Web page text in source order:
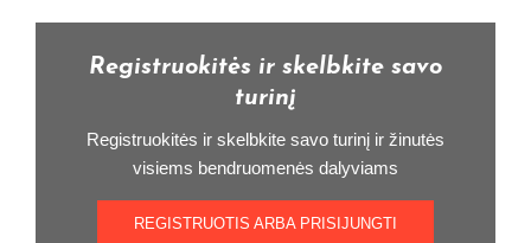
Registruokitės ir skelbkite savo
turinį
Registruokitės ir skelbkite savo turinį ir žinutės
visiems bendruomenės dalyviams
REGISTRUOTIS ARBA PRISIJUNGTI